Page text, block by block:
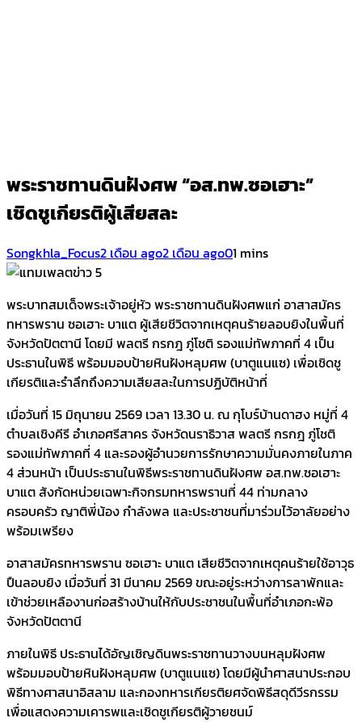
พระราชทานดินฝังศพ “อส.ทพ.ซอเฮาะ”
เชิดชูเกียรติผู้เสียสละ
Songkhla_Focus2 เดือน ago2 เดือน ago01 mins
พระบาทสมเด็จพระเจ้าอยู่หัว พระราชทานดินฝังศพแก่ อาสาสมัคร
ทหารพราน ซอเฮาะ บาแต ผู้เสียชีวิตจากเหตุคนร้ายลอบยิงในพื้นที่
จังหวัดปัตตานี โดยมี พลตรี กรกฎ ภู่โชติ รองแม่ทัพภาคที่ 4 เป็น
ประธานในพิธี พร้อมมอบป้ายหินฝังหลุมศพ (บาตูแนแซ) เพื่อเชิดชู
เกียรติและรำลึกถึงความเสียสละในการปฏิบัติหน้าที่
เมื่อวันที่ 15 มิถุนายน 2569 เวลา 13.30 น. ณ กุโบร์บ้านดาฮง หมู่ที่ 4
ตำบลเชิงคีรี อำเภอศรีสาคร จังหวัดนราธิวาส พลตรี กรกฎ ภู่โชติ
รองแม่ทัพภาคที่ 4 และรองผู้อำนวยการรักษาความมั่นคงภายในภาค
4 ส่วนหน้า เป็นประธานในพิธีพระราชทานดินฝังศพ อส.ทพ.ซอเฮาะ
บาแต สังกัดหน่วยเฉพาะกิจกรมทหารพรานที่ 44 ท่ามกลาง
ครอบครัว ญาติพี่น้อง กำลังพล และประชาชนที่มาร่วมไว้อาลัยอย่าง
พร้อมเพรียง
อาสาสมัครทหารพราน ซอเฮาะ บาแต เสียชีวิตจากเหตุคนร้ายใช้อาวุธ
ปืนลอบยิง เมื่อวันที่ 31 มีนาคม 2569 ขณะอยู่ระหว่างการลาพักและ
เข้าช่วยเหลืองานก่อสร้างบ้านให้กับประชาชนในพื้นที่อำเภอกะพ้อ
จังหวัดปัตตานี
ภายในพิธี ประธานได้อัญเชิญดินพระราชทานวางบนหลุมฝังศพ
พร้อมมอบป้ายหินฝังหลุมศพ (บาตูแนแซ) โดยมีผู้นำศาสนาประกอบ
พิธีทางศาสนาอิสลาม และกองทหารเกียรติยศจัดพิธีสดุดีวีรกรรม
เพื่อแสดงความเคารพและเชิดชูเกียรติผู้วายชนม์